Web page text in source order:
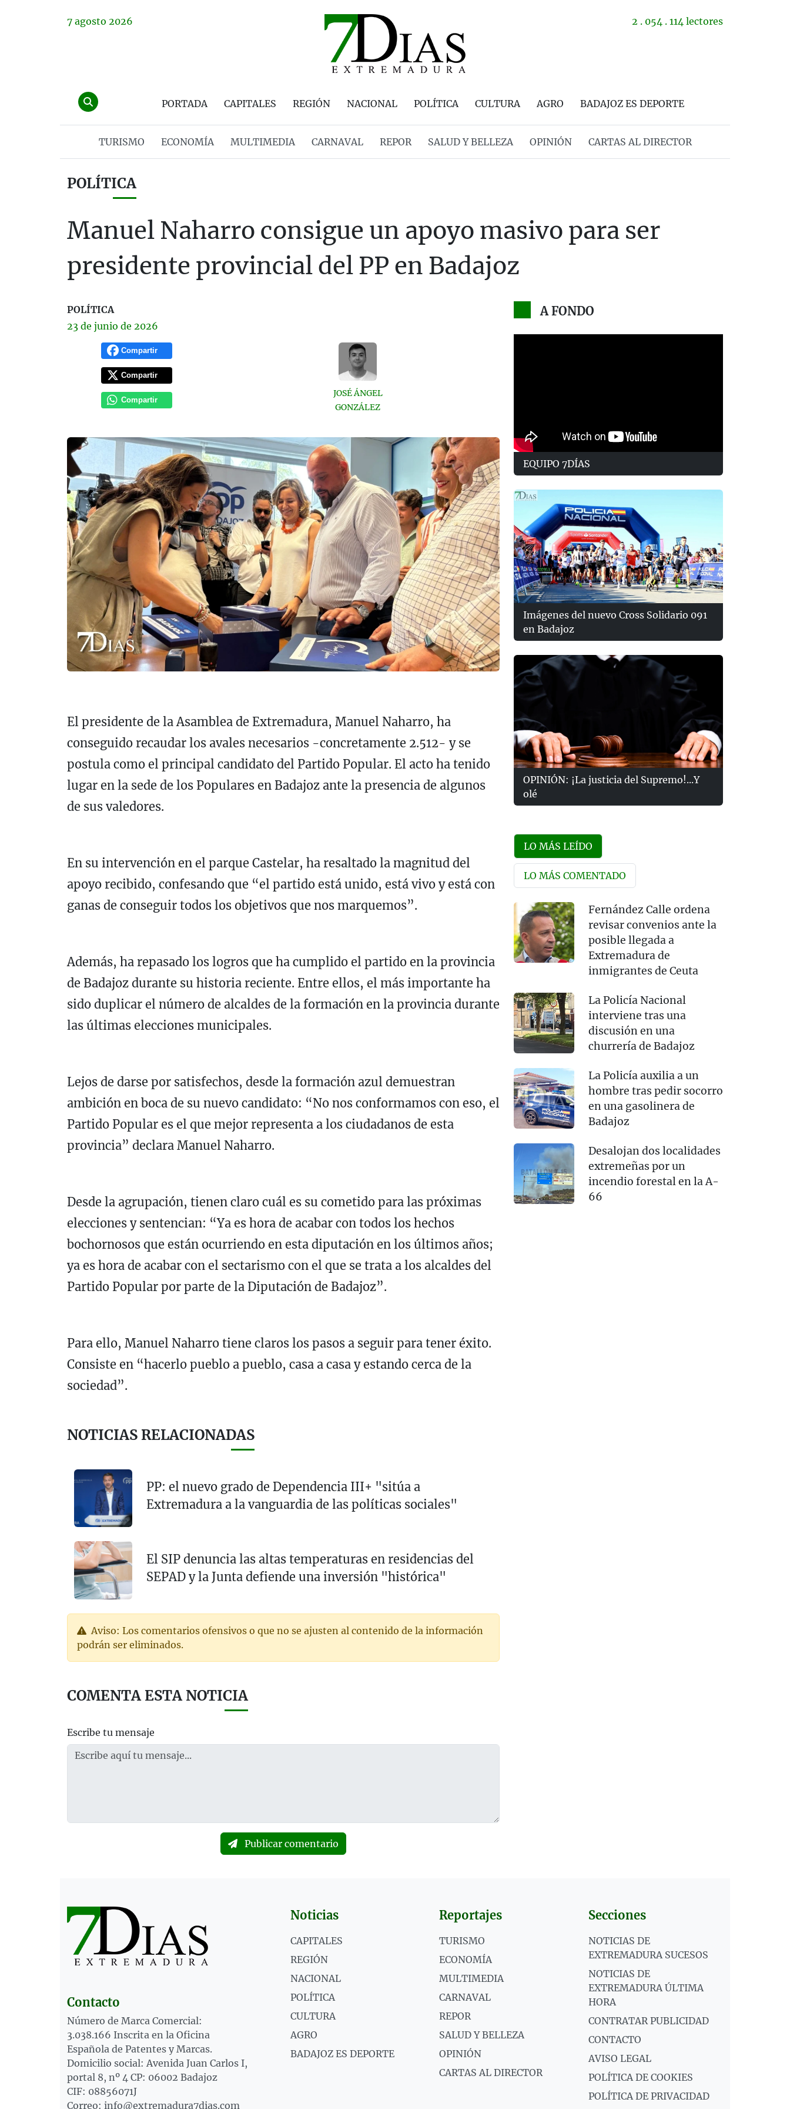
7 agosto 2026 2 . 054 . 114 lectores
PORTADA CAPITALES REGIÓN NACIONAL POLÍTICA CULTURA AGRO BADAJOZ ES DEPORTE
TURISMO ECONOMÍA MULTIMEDIA CARNAVAL REPOR SALUD Y BELLEZA OPINIÓN CARTAS AL DIRECTOR
POLÍTICA
Manuel Naharro consigue un apoyo masivo para ser
presidente provincial del PP en Badajoz
POLÍTICA
23 de junio de 2026
Compartir
Compartir
Compartir
JOSÉ ÁNGEL
GONZÁLEZ
El presidente de la Asamblea de Extremadura, Manuel Naharro, ha
conseguido recaudar los avales necesarios -concretamente 2.512- y se
postula como el principal candidato del Partido Popular. El acto ha tenido
lugar en la sede de los Populares en Badajoz ante la presencia de algunos
de sus valedores.
En su intervención en el parque Castelar, ha resaltado la magnitud del
apoyo recibido, confesando que “el partido está unido, está vivo y está con
ganas de conseguir todos los objetivos que nos marquemos”.
Además, ha repasado los logros que ha cumplido el partido en la provincia
de Badajoz durante su historia reciente. Entre ellos, el más importante ha
sido duplicar el número de alcaldes de la formación en la provincia durante
las últimas elecciones municipales.
Lejos de darse por satisfechos, desde la formación azul demuestran
ambición en boca de su nuevo candidato: “No nos conformamos con eso, el
Partido Popular es el que mejor representa a los ciudadanos de esta
provincia” declara Manuel Naharro.
Desde la agrupación, tienen claro cuál es su cometido para las próximas
elecciones y sentencian: “Ya es hora de acabar con todos los hechos
bochornosos que están ocurriendo en esta diputación en los últimos años;
ya es hora de acabar con el sectarismo con el que se trata a los alcaldes del
Partido Popular por parte de la Diputación de Badajoz”.
Para ello, Manuel Naharro tiene claros los pasos a seguir para tener éxito.
Consiste en “hacerlo pueblo a pueblo, casa a casa y estando cerca de la
sociedad”.
NOTICIAS RELACIONADAS
PP: el nuevo grado de Dependencia III+ "sitúa a
Extremadura a la vanguardia de las políticas sociales"
El SIP denuncia las altas temperaturas en residencias del
SEPAD y la Junta defiende una inversión "histórica"
Aviso: Los comentarios ofensivos o que no se ajusten al contenido de la información
podrán ser eliminados.
COMENTA ESTA NOTICIA
Escribe tu mensaje
Publicar comentario
A FONDO
EQUIPO 7DÍAS
Imágenes del nuevo Cross Solidario 091
en Badajoz
OPINIÓN: ¡La justicia del Supremo!...Y
olé
LO MÁS LEÍDO
LO MÁS COMENTADO
Fernández Calle ordena
revisar convenios ante la
posible llegada a
Extremadura de
inmigrantes de Ceuta
La Policía Nacional
interviene tras una
discusión en una
churrería de Badajoz
La Policía auxilia a un
hombre tras pedir socorro
en una gasolinera de
Badajoz
Desalojan dos localidades
extremeñas por un
incendio forestal en la A-
66
Contacto
Número de Marca Comercial:
3.038.166 Inscrita en la Oficina
Española de Patentes y Marcas.
Domicilio social: Avenida Juan Carlos I,
portal 8, nº 4 CP: 06002 Badajoz
CIF: 08856071J
Correo: info@extremadura7dias.com
Noticias
CAPITALES
REGIÓN
NACIONAL
POLÍTICA
CULTURA
AGRO
BADAJOZ ES DEPORTE
Reportajes
TURISMO
ECONOMÍA
MULTIMEDIA
CARNAVAL
REPOR
SALUD Y BELLEZA
OPINIÓN
CARTAS AL DIRECTOR
Secciones
NOTICIAS DE
EXTREMADURA SUCESOS
NOTICIAS DE
EXTREMADURA ÚLTIMA
HORA
CONTRATAR PUBLICIDAD
CONTACTO
AVISO LEGAL
POLÍTICA DE COOKIES
POLÍTICA DE PRIVACIDAD